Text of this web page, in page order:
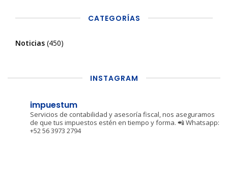
CATEGORÍAS
Noticias (450)
INSTAGRAM
impuestum
Servicios de contabilidad y asesoría fiscal, nos aseguramos
de que tus impuestos estén en tiempo y forma. 📲 Whatsapp:
+52 56 3973 2794